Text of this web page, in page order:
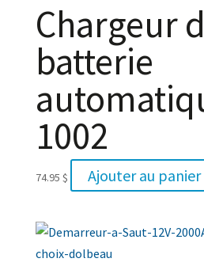
Chargeur
batterie
1002
74.95 $ Ajouter au panier